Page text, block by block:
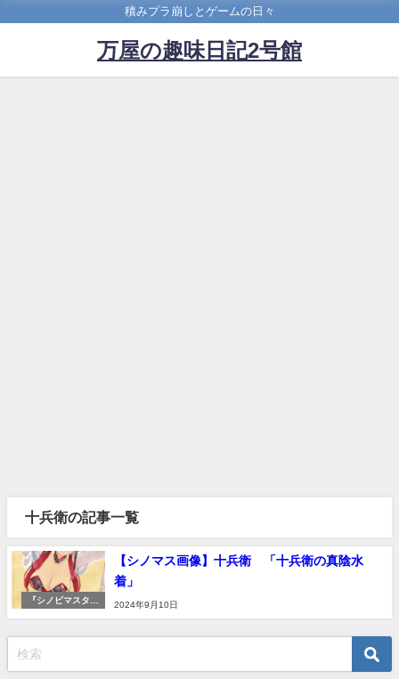
積みプラ崩しとゲームの日々
万屋の趣味日記2号館
十兵衛の記事一覧
『シノビマスター
【シノマス画像】十兵衛 「十兵衛の真陰水
着」
2024年9月10日